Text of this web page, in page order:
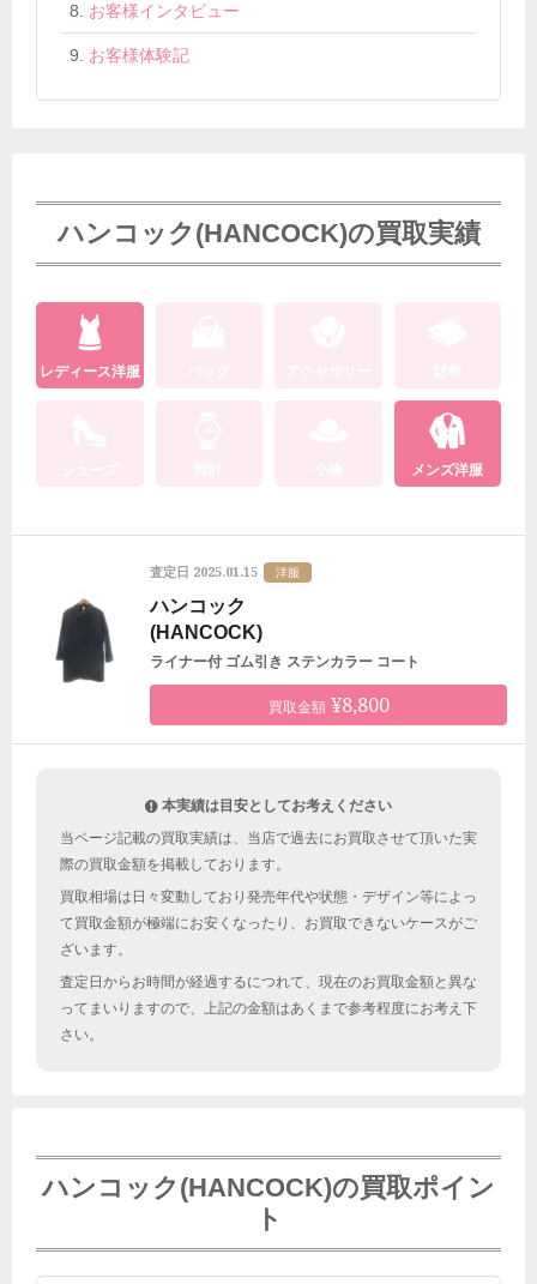
お客様インタビュー
お客様体験記
ハンコック(HANCOCK)の買取実績
レディース洋服
メンズ洋服
査定日 2025.01.15 洋服
ハンコック
(HANCOCK)
ライナー付 ゴム引き ステンカラー コート
買取金額¥8,800
本実績は目安としてお考えください
当ページ記載の買取実績は、当店で過去にお買取させて頂いた実
際の買取金額を掲載しております。
買取相場は日々変動しており発売年代や状態・デザイン等によっ
て買取金額が極端にお安くなったり、お買取できないケースがご
ざいます。
査定日からお時間が経過するにつれて、現在のお買取金額と異な
ってまいりますので、上記の金額はあくまで参考程度にお考え下
さい。
ハンコック(HANCOCK)の買取ポイン
ト